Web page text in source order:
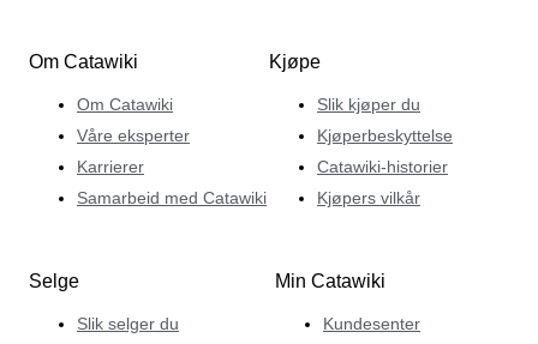
Om Catawiki
Om Catawiki
Våre eksperter
Karrierer
Samarbeid med Catawiki
Kjøpe
Slik kjøper du
Kjøperbeskyttelse
Catawiki-historier
Kjøpers vilkår
Selge
Slik selger du
Min Catawiki
Kundesenter